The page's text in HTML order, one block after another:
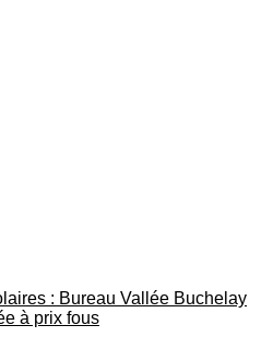
: Bureau Vallée Buchelay
à prix fous